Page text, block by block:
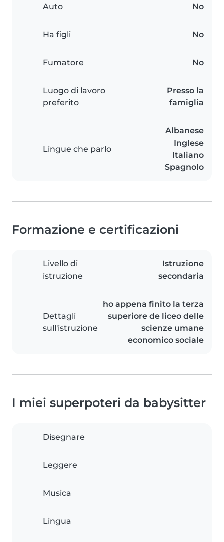
Auto No
Ha figli No
Fumatore No
Luogo di lavoro
preferito
Presso la
famiglia
Lingue che parlo
Albanese
Inglese
Italiano
Spagnolo
Formazione e certificazioni
Livello di
istruzione
Istruzione
secondaria
Dettagli
sull'istruzione
ho appena finito la terza
superiore de liceo delle
scienze umane
economico sociale
I miei superpoteri da babysitter
Disegnare
Leggere
Musica
Lingua